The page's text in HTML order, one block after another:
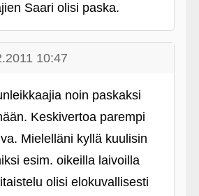
Saari olisi paska.
10:47
noin paskaksi
Keskivertoa parempi
Mielelläni kyllä kuulisin
esim. oikeilla laivoilla
olisi elokuvallisesti